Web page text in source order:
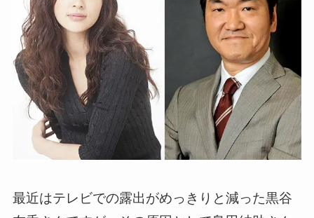
最近はテレビでの露出がめっきりと減った黒谷